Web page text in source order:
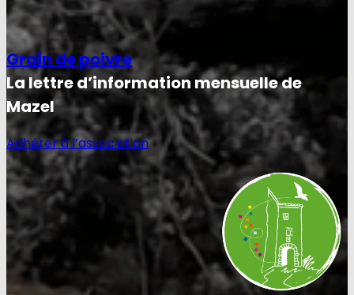
Grain de poivre
La lettre d’information mensuelle de
Mazel
Adhérer à l’association